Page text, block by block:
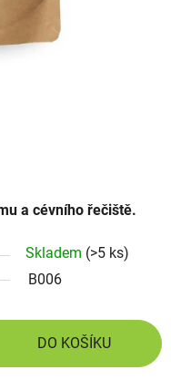
a cévního řečiště.
Skladem (>5 ks)
B006
DO KOŠÍKU